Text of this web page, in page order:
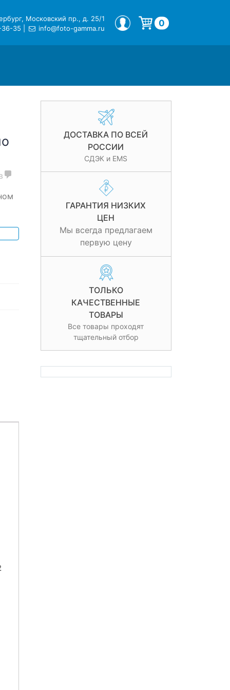
Московский пр., д. 25/1
36-35
info@foto-gamma.ru
МОЙ ПРОФИЛЬ 0
ДОСТАВКА ПО ВСЕЙ
РОССИИ
СДЭК и EMS
ГАРАНТИЯ НИЗКИХ
ЦЕН
Мы всегда предлагаем
первую цену
ТОЛЬКО
КАЧЕСТВЕННЫЕ
ТОВАРЫ
Все товары проходят
тщательный отбор